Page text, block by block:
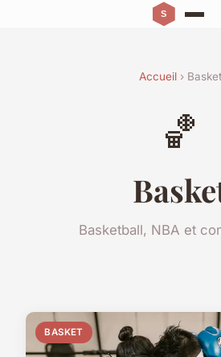
Accueil› Basket
🏀
Basketball, NBA et
BASKET